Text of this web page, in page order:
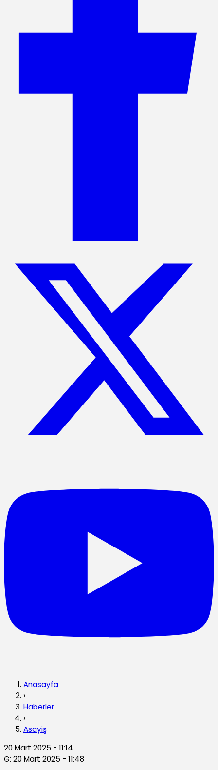
Anasayfa
›
Haberler
›
Asayiş
20 Mart 2025 - 11:14
G: 20 Mart 2025 - 11:48